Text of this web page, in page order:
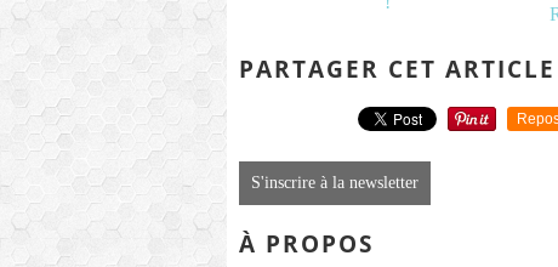
PARTAGER CET ARTICLE
S'inscrire à la newsletter
À PROPOS